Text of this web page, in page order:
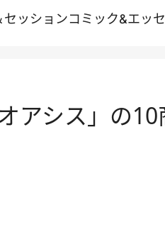
セッションコミック&エッ
アシス」の